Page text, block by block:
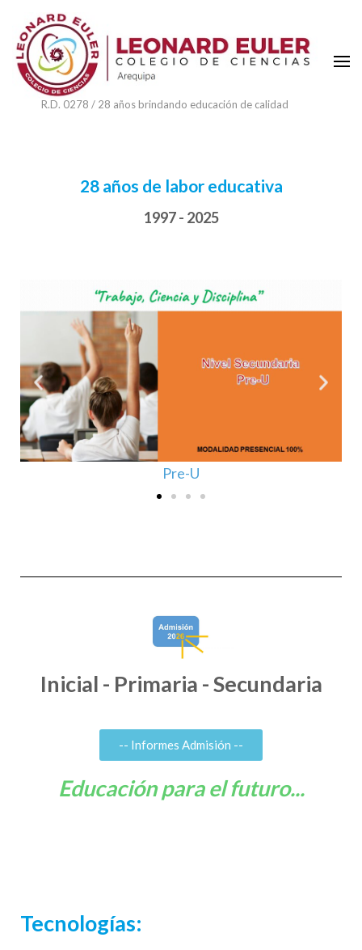
R.D. 0278 / 28 años brindando educación de calidad
28 años de labor educativa
1997 - 2025
Pre-U
Inicial - Primaria - Secundaria
-- Informes Admisión --
Educación para el futuro...
Tecnologías: